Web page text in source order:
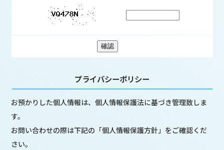
プライバシーポリシー
お預かりした個人情報は、個人情報保護法に基づき管理致しま
す。
お問い合わせの際は下記の「個人情報保護方針」をご確認くだ
さい。